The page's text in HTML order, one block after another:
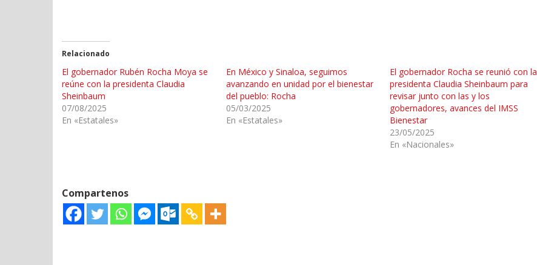
Relacionado
El gobernador Rubén Rocha Moya se
reúne con la presidenta Claudia
Sheinbaum
07/08/2025
En «Estatales»
En México y Sinaloa, seguimos
avanzando en unidad por el bienestar
del pueblo: Rocha
05/03/2025
En «Estatales»
El gobernador Rocha se reunió con la
presidenta Claudia Sheinbaum para
revisar junto con las y los
gobernadores, avances del IMSS
Bienestar
23/05/2025
En «Nacionales»
Compartenos